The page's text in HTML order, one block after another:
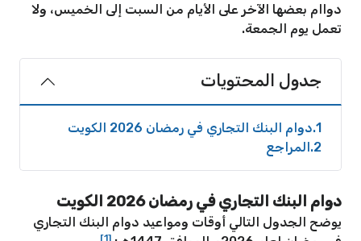
دواام بعضها الآخر على الأيام من السبت إلى الخميس، ولا
تعمل يوم الجمعة.
جدول المحتويات
1 دوام البنك التجاري في رمضان 2026 الكويت
2 المراجع
دوام البنك التجاري في رمضان 2026 الكويت
يوضح الجدول التالي أوقات ومواعيد دوام البنك التجاري
[1]